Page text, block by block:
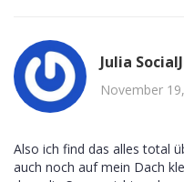
Julia
November
Also ich find das alles total
auch noch auf mein Dach